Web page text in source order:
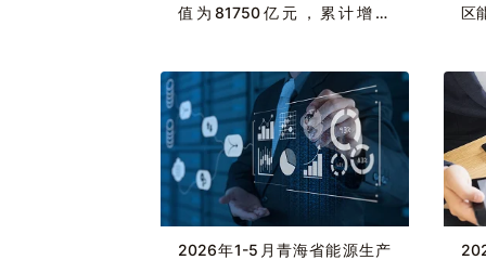
值为81750亿元，累计增长
区
2026年1-5月青海省能源生产